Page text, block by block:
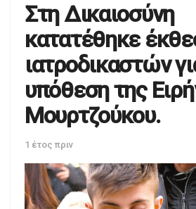
Στη Δικαιοσύνη
κατατέθηκε
ιατροδικαστών
υπόθεση της
Μουρτζούκου.
1 έτος πριν